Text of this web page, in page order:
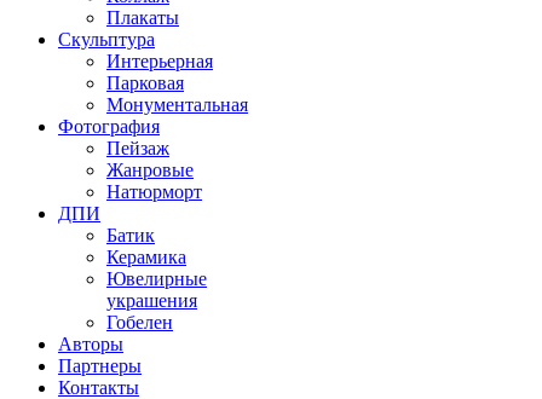
Плакаты
Скульптура
Интерьерная
Парковая
Монументальная
Фотография
Пейзаж
Жанровые
Натюрморт
ДПИ
Батик
Керамика
Ювелирные
украшения
Гобелен
Авторы
Партнеры
Контакты